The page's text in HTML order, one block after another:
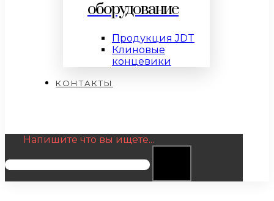
оборудование
Продукция JDT
Клиновые
концевики
КОНТАКТЫ
Напишите что вы ищете...